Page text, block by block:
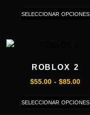
SELECCIONAR OPCIONES
ROBLOX 2
$55.00 - $85.00
SELECCIONAR OPCIONES